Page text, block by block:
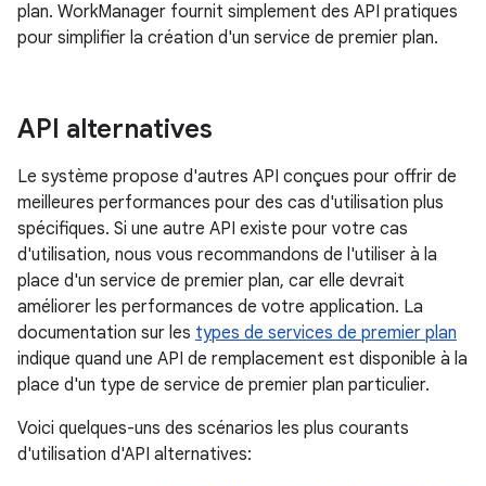
plan. WorkManager fournit simplement des API pratiques
pour simplifier la création d'un service de premier plan.
API alternatives
Le système propose d'autres API conçues pour offrir de
meilleures performances pour des cas d'utilisation plus
spécifiques. Si une autre API existe pour votre cas
d'utilisation, nous vous recommandons de l'utiliser à la
place d'un service de premier plan, car elle devrait
améliorer les performances de votre application. La
documentation sur les types de services de premier plan
indique quand une API de remplacement est disponible à la
place d'un type de service de premier plan particulier.
Voici quelques-uns des scénarios les plus courants
d'utilisation d'API alternatives: